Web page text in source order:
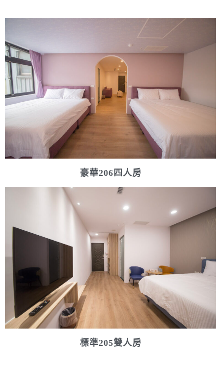
豪華206四人房
標準205雙人房